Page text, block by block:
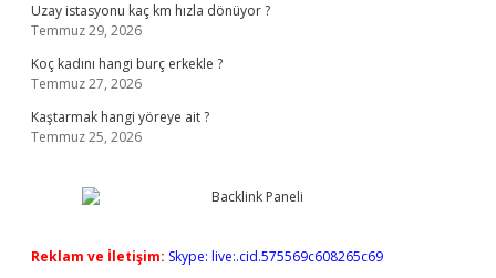
Uzay istasyonu kaç km hızla dönüyor ?
Temmuz 29, 2026
Koç kadını hangi burç erkekle ?
Temmuz 27, 2026
Kaştarmak hangi yöreye ait ?
Temmuz 25, 2026
Reklam ve İletişim: Skype: live:.cid.575569c608265c69